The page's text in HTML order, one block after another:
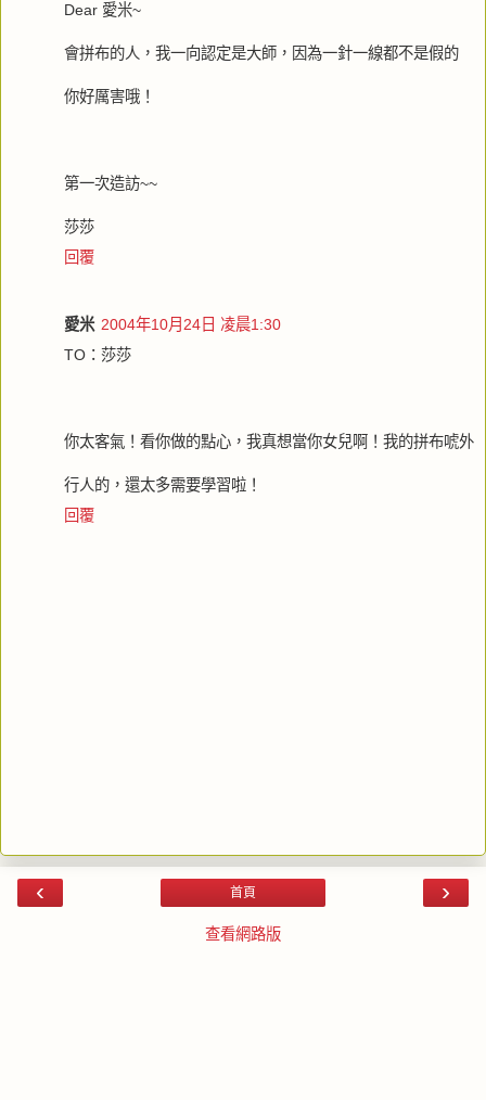
Dear 愛米~
會拼布的人，我一向認定是大師，因為一針一線都不是假的
你好厲害哦！
第一次造訪~~
莎莎
回覆
愛米 2004年10月24日 凌晨1:30
TO：莎莎
你太客氣！看你做的點心，我真想當你女兒啊！我的拼布唬外
行人的，還太多需要學習啦！
回覆
‹ ›
首頁
查看網路版